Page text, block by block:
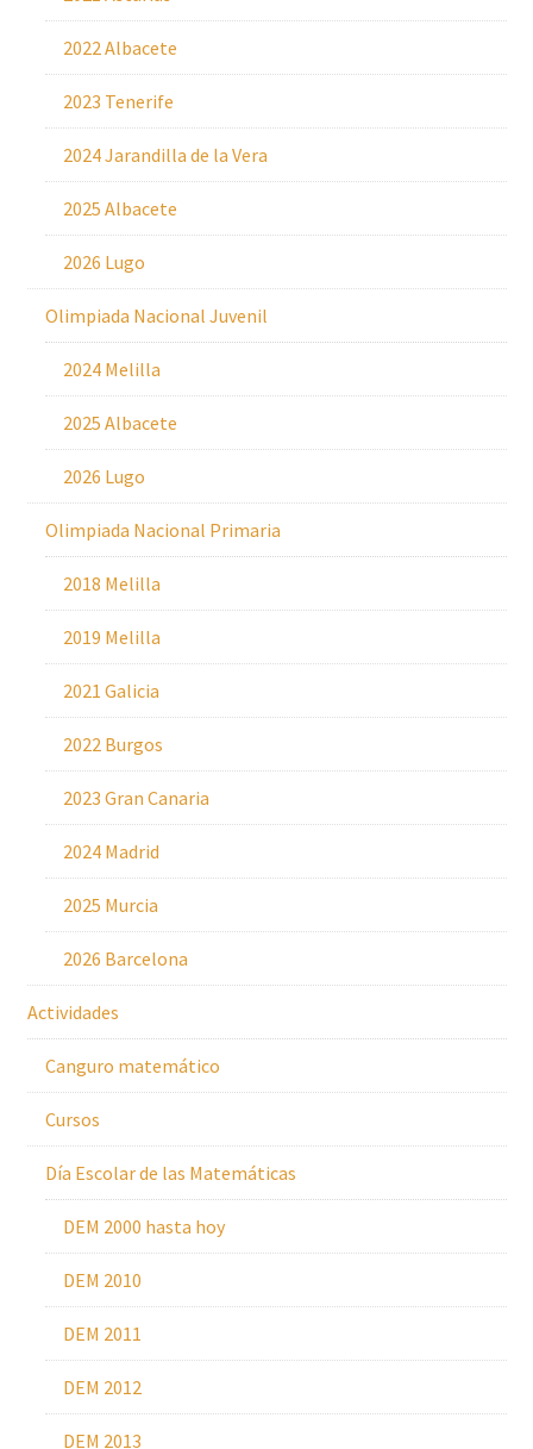
2022 Albacete
2023 Tenerife
2024 Jarandilla de la Vera
2025 Albacete
2026 Lugo
Olimpiada Nacional Juvenil
2024 Melilla
2025 Albacete
2026 Lugo
Olimpiada Nacional Primaria
2018 Melilla
2019 Melilla
2021 Galicia
2022 Burgos
2023 Gran Canaria
2024 Madrid
2025 Murcia
2026 Barcelona
Actividades
Canguro matemático
Cursos
Día Escolar de las Matemáticas
DEM 2000 hasta hoy
DEM 2010
DEM 2011
DEM 2012
DEM 2013